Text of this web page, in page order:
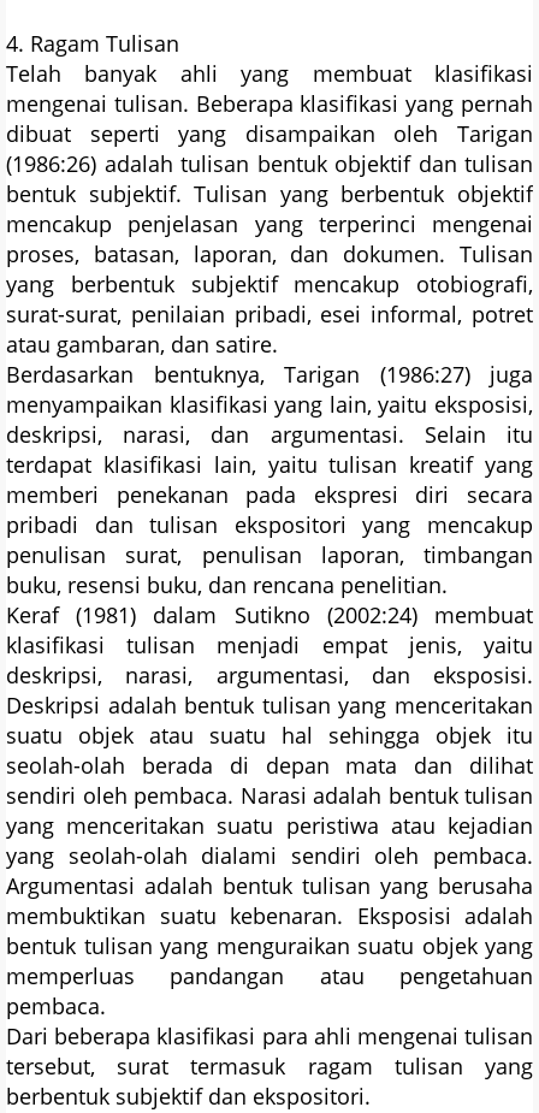
4. Ragam Tulisan
Telah banyak ahli yang membuat klasifikasi
mengenai tulisan. Beberapa klasifikasi yang pernah
dibuat seperti yang disampaikan oleh Tarigan
(1986:26) adalah tulisan bentuk objektif dan tulisan
bentuk subjektif. Tulisan yang berbentuk objektif
mencakup penjelasan yang terperinci mengenai
proses, batasan, laporan, dan dokumen. Tulisan
yang berbentuk subjektif mencakup otobiografi,
surat-surat, penilaian pribadi, esei informal, potret
atau gambaran, dan satire.
Berdasarkan bentuknya, Tarigan (1986:27) juga
menyampaikan klasifikasi yang lain, yaitu eksposisi,
deskripsi, narasi, dan argumentasi. Selain itu
terdapat klasifikasi lain, yaitu tulisan kreatif yang
memberi penekanan pada ekspresi diri secara
pribadi dan tulisan ekspositori yang mencakup
penulisan surat, penulisan laporan, timbangan
buku, resensi buku, dan rencana penelitian.
Keraf (1981) dalam Sutikno (2002:24) membuat
klasifikasi tulisan menjadi empat jenis, yaitu
deskripsi, narasi, argumentasi, dan eksposisi.
Deskripsi adalah bentuk tulisan yang menceritakan
suatu objek atau suatu hal sehingga objek itu
seolah-olah berada di depan mata dan dilihat
sendiri oleh pembaca. Narasi adalah bentuk tulisan
yang menceritakan suatu peristiwa atau kejadian
yang seolah-olah dialami sendiri oleh pembaca.
Argumentasi adalah bentuk tulisan yang berusaha
membuktikan suatu kebenaran. Eksposisi adalah
bentuk tulisan yang menguraikan suatu objek yang
memperluas pandangan atau pengetahuan
pembaca.
Dari beberapa klasifikasi para ahli mengenai tulisan
tersebut, surat termasuk ragam tulisan yang
berbentuk subjektif dan ekspositori.